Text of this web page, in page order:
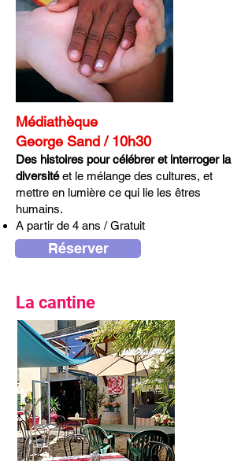
Médiathèque
George Sand / 10h30
Des histoires pour célébrer et interroger la
diversitéet le mélange des cultures, et
mettre en lumière ce qui lie les êtres
humains.
A partir de 4 ans / Gratuit
Réserver
La cantine